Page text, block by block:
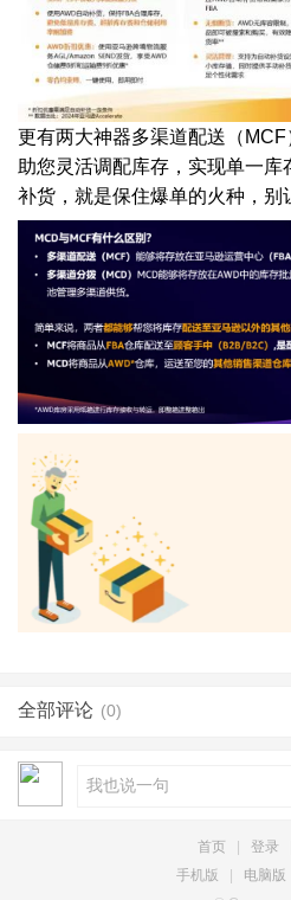
更有两大神器多渠道配送（MCF
助您灵活调配库存，实现单一
补货，就是保住爆单的火种，别
全部评论 (0)
首页 登录
手机版
电脑版